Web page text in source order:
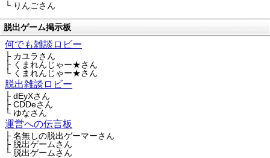
└ りんごさん
脱出ゲーム掲示板
何でも雑談ロビー
├ カユラさん
├ くまれんじゃー★さん
└ くまれんじゃー★さん
脱出雑談ロビー
├ dEyXさん
├ CDDeさん
└ ゆなさん
運営への伝言板
├ 名無しの脱出ゲーマーさん
├ 脱出ゲームさん
└ 脱出ゲームさん